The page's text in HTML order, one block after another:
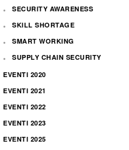
SECURITY AWARENESS
SKILL SHORTAGE
SMART WORKING
SUPPLY CHAIN SECURITY
EVENTI 2020
EVENTI 2021
EVENTI 2022
EVENTI 2023
EVENTI 2025